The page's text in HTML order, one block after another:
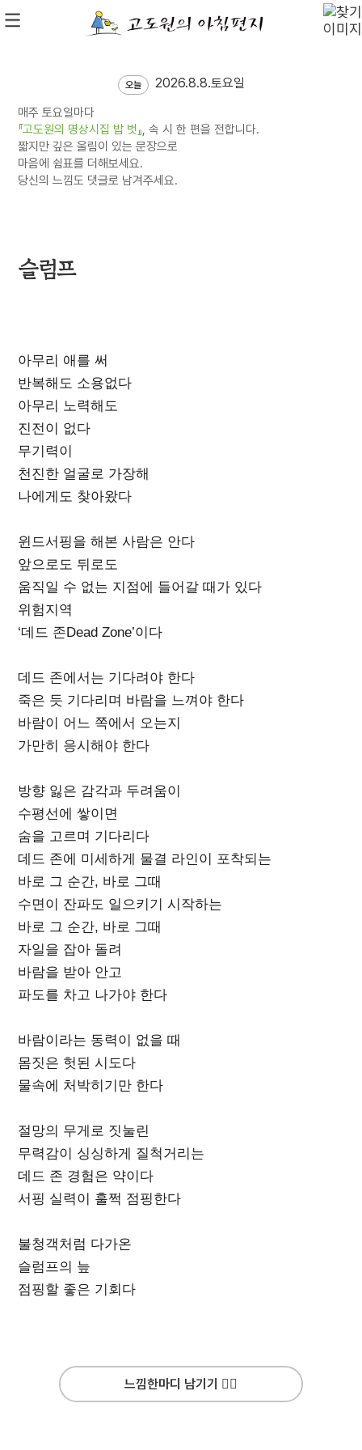
오늘 2026.8.8.토요일
매주 토요일마다
『고도원의 명상시집 밥 벗』, 속 시 한 편을 전합니다.
짧지만 깊은 울림이 있는 문장으로
마음에 쉼표를 더해보세요.
당신의 느낌도 댓글로 남겨주세요.
슬럼프
아무리 애를 써
반복해도 소용없다
아무리 노력해도
진전이 없다
무기력이
천진한 얼굴로 가장해
나에게도 찾아왔다
윈드서핑을 해본 사람은 안다
앞으로도 뒤로도
움직일 수 없는 지점에 들어갈 때가 있다
위험지역
‘데드 존Dead Zone’이다
데드 존에서는 기다려야 한다
죽은 듯 기다리며 바람을 느껴야 한다
바람이 어느 쪽에서 오는지
가만히 응시해야 한다
방향 잃은 감각과 두려움이
수평선에 쌓이면
숨을 고르며 기다리다
데드 존에 미세하게 물결 라인이 포착되는
바로 그 순간, 바로 그때
수면이 잔파도 일으키기 시작하는
바로 그 순간, 바로 그때
자일을 잡아 돌려
바람을 받아 안고
파도를 차고 나가야 한다
바람이라는 동력이 없을 때
몸짓은 헛된 시도다
물속에 처박히기만 한다
절망의 무게로 짓눌린
무력감이 싱싱하게 질척거리는
데드 존 경험은 약이다
서핑 실력이 훌쩍 점핑한다
불청객처럼 다가온
슬럼프의 늪
점핑할 좋은 기회다
느낌한마디 남기기 ✍🏻